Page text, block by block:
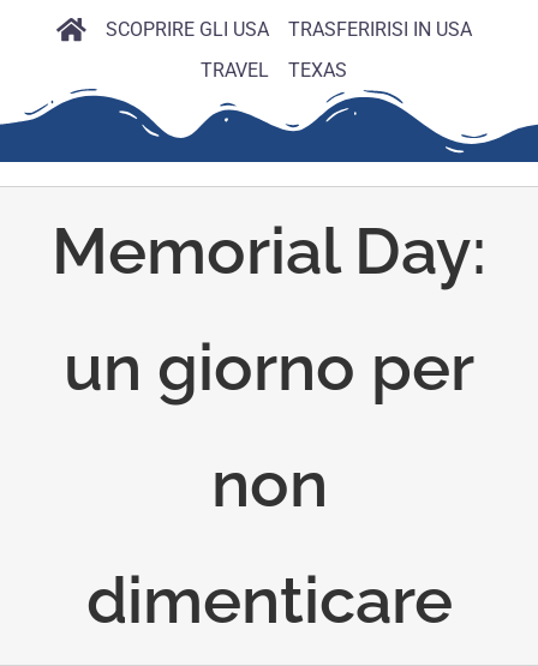
SCOPRIRE GLI USA
TRASFERIRISI IN USA
TRAVEL
TEXAS
Memorial Day:
un giorno per
non
dimenticare